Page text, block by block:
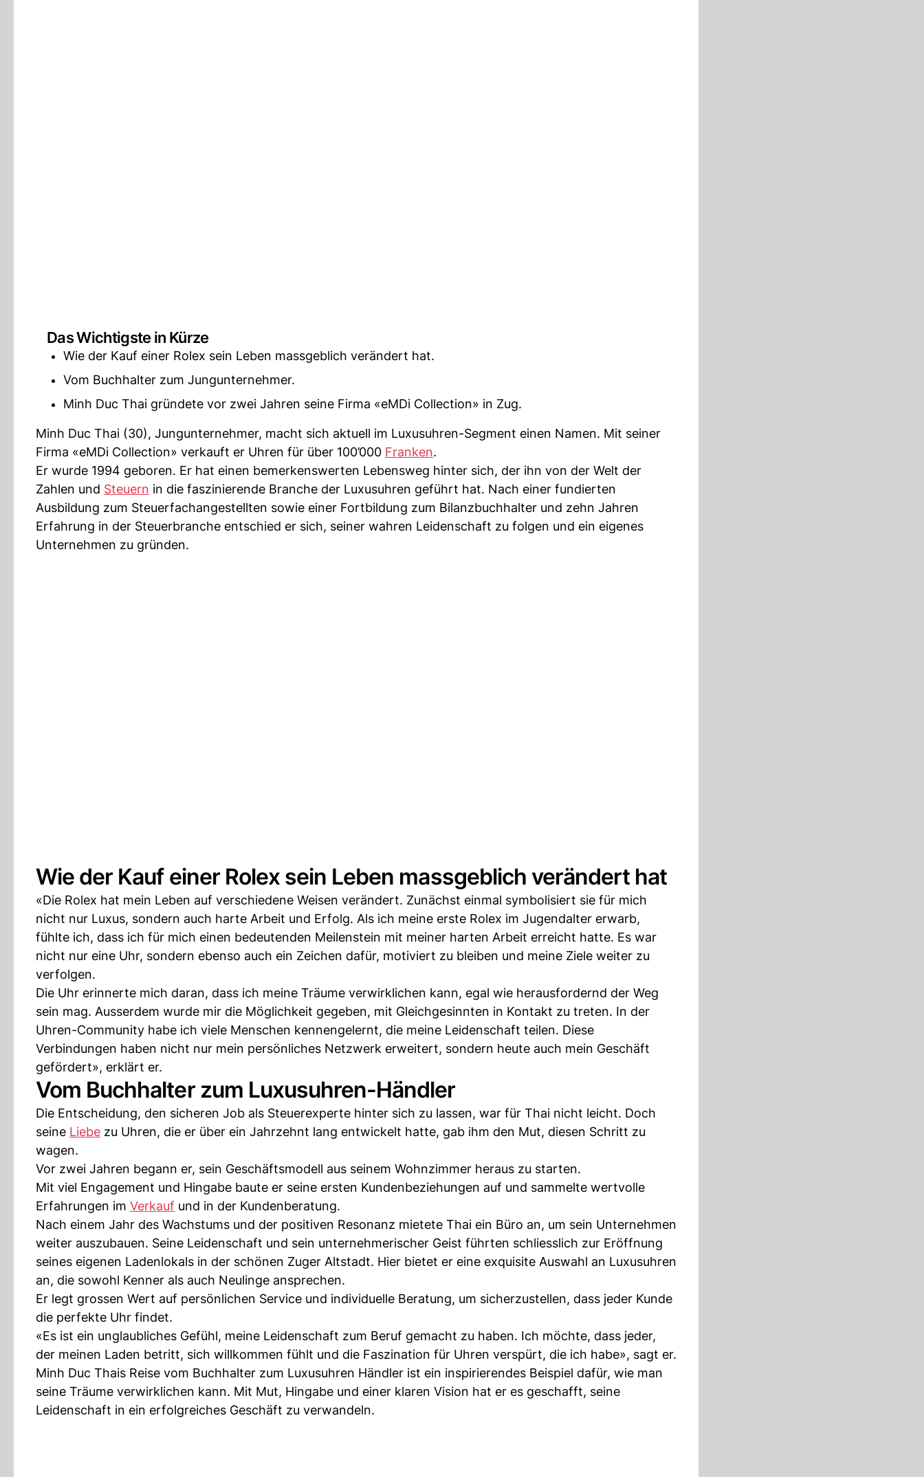
Das Wichtigste in Kürze
Wie der Kauf einer Rolex sein Leben massgeblich verändert hat.
Vom Buchhalter zum Jungunternehmer.
Minh Duc Thai gründete vor zwei Jahren seine Firma «eMDi Collection» in Zug.
Minh Duc Thai (30), Jungunternehmer, macht sich aktuell im Luxusuhren-Segment einen Namen. Mit seiner
Firma «eMDi Collection» verkauft er Uhren für über 100’000 Franken.
Er wurde 1994 geboren. Er hat einen bemerkenswerten Lebensweg hinter sich, der ihn von der Welt der
Zahlen und Steuern in die faszinierende Branche der Luxusuhren geführt hat. Nach einer fundierten
Ausbildung zum Steuerfachangestellten sowie einer Fortbildung zum Bilanzbuchhalter und zehn Jahren
Erfahrung in der Steuerbranche entschied er sich, seiner wahren Leidenschaft zu folgen und ein eigenes
Unternehmen zu gründen.
Wie der Kauf einer Rolex sein Leben massgeblich verändert hat
«Die Rolex hat mein Leben auf verschiedene Weisen verändert. Zunächst einmal symbolisiert sie für mich
nicht nur Luxus, sondern auch harte Arbeit und Erfolg. Als ich meine erste Rolex im Jugendalter erwarb,
fühlte ich, dass ich für mich einen bedeutenden Meilenstein mit meiner harten Arbeit erreicht hatte. Es war
nicht nur eine Uhr, sondern ebenso auch ein Zeichen dafür, motiviert zu bleiben und meine Ziele weiter zu
verfolgen.
Die Uhr erinnerte mich daran, dass ich meine Träume verwirklichen kann, egal wie herausfordernd der Weg
sein mag. Ausserdem wurde mir die Möglichkeit gegeben, mit Gleichgesinnten in Kontakt zu treten. In der
Uhren-Community habe ich viele Menschen kennengelernt, die meine Leidenschaft teilen. Diese
Verbindungen haben nicht nur mein persönliches Netzwerk erweitert, sondern heute auch mein Geschäft
gefördert», erklärt er.
Vom Buchhalter zum Luxusuhren-Händler
Die Entscheidung, den sicheren Job als Steuerexperte hinter sich zu lassen, war für Thai nicht leicht. Doch
seine Liebe zu Uhren, die er über ein Jahrzehnt lang entwickelt hatte, gab ihm den Mut, diesen Schritt zu
wagen.
Vor zwei Jahren begann er, sein Geschäftsmodell aus seinem Wohnzimmer heraus zu starten.
Mit viel Engagement und Hingabe baute er seine ersten Kundenbeziehungen auf und sammelte wertvolle
Erfahrungen im Verkauf und in der Kundenberatung.
Nach einem Jahr des Wachstums und der positiven Resonanz mietete Thai ein Büro an, um sein Unternehmen
weiter auszubauen. Seine Leidenschaft und sein unternehmerischer Geist führten schliesslich zur Eröffnung
seines eigenen Ladenlokals in der schönen Zuger Altstadt. Hier bietet er eine exquisite Auswahl an Luxusuhren
an, die sowohl Kenner als auch Neulinge ansprechen.
Er legt grossen Wert auf persönlichen Service und individuelle Beratung, um sicherzustellen, dass jeder Kunde
die perfekte Uhr findet.
«Es ist ein unglaubliches Gefühl, meine Leidenschaft zum Beruf gemacht zu haben. Ich möchte, dass jeder,
der meinen Laden betritt, sich willkommen fühlt und die Faszination für Uhren verspürt, die ich habe», sagt er.
Minh Duc Thais Reise vom Buchhalter zum Luxusuhren Händler ist ein inspirierendes Beispiel dafür, wie man
seine Träume verwirklichen kann. Mit Mut, Hingabe und einer klaren Vision hat er es geschafft, seine
Leidenschaft in ein erfolgreiches Geschäft zu verwandeln.